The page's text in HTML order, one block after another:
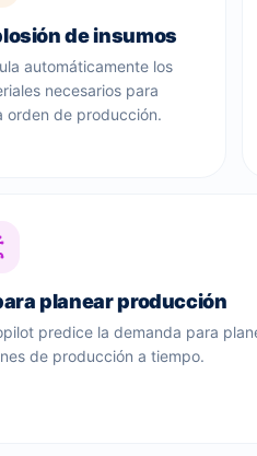
de insumos
automáticamente los
necesarios para
orden de producción.
planear producción
predice la demanda para
de producción a tiempo.